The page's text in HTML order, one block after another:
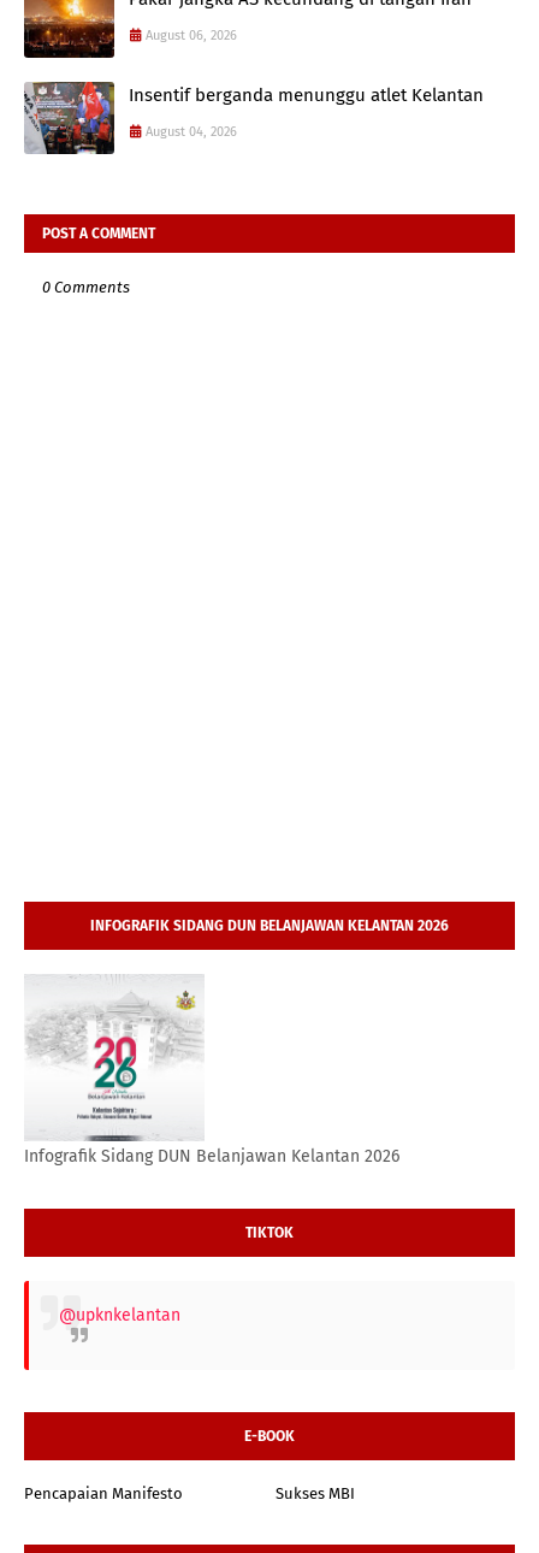
August 06, 2026
Insentif berganda menunggu atlet Kelantan
August 04, 2026
POST A COMMENT
0 Comments
INFOGRAFIK SIDANG DUN BELANJAWAN KELANTAN 2026
Infografik Sidang DUN Belanjawan Kelantan 2026
TIKTOK
@upknkelantan
E-BOOK
Pencapaian Manifesto Sukses MBI